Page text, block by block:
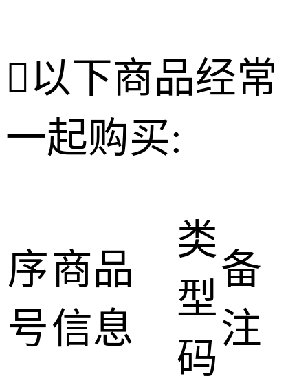
以下商品经常
一起购买:
序
号
商品
信息
类
型
码
备
注